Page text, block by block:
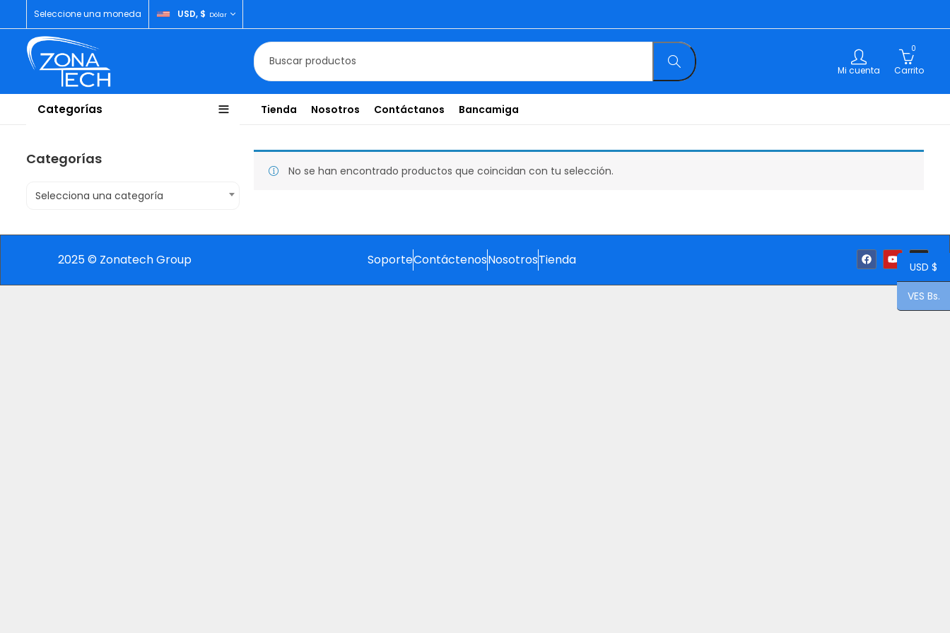
Seleccione una moneda USD, $ Dólar
Mi cuenta
0
Carrito
Categorías Tienda Nosotros Contáctanos Bancamiga
No se han encontrado productos que coincidan con tu selección.
Categorías
Selecciona una categoría
2025 © Zonatech Group SoporteContáctenosNosotrosTienda USD $
VES Bs.